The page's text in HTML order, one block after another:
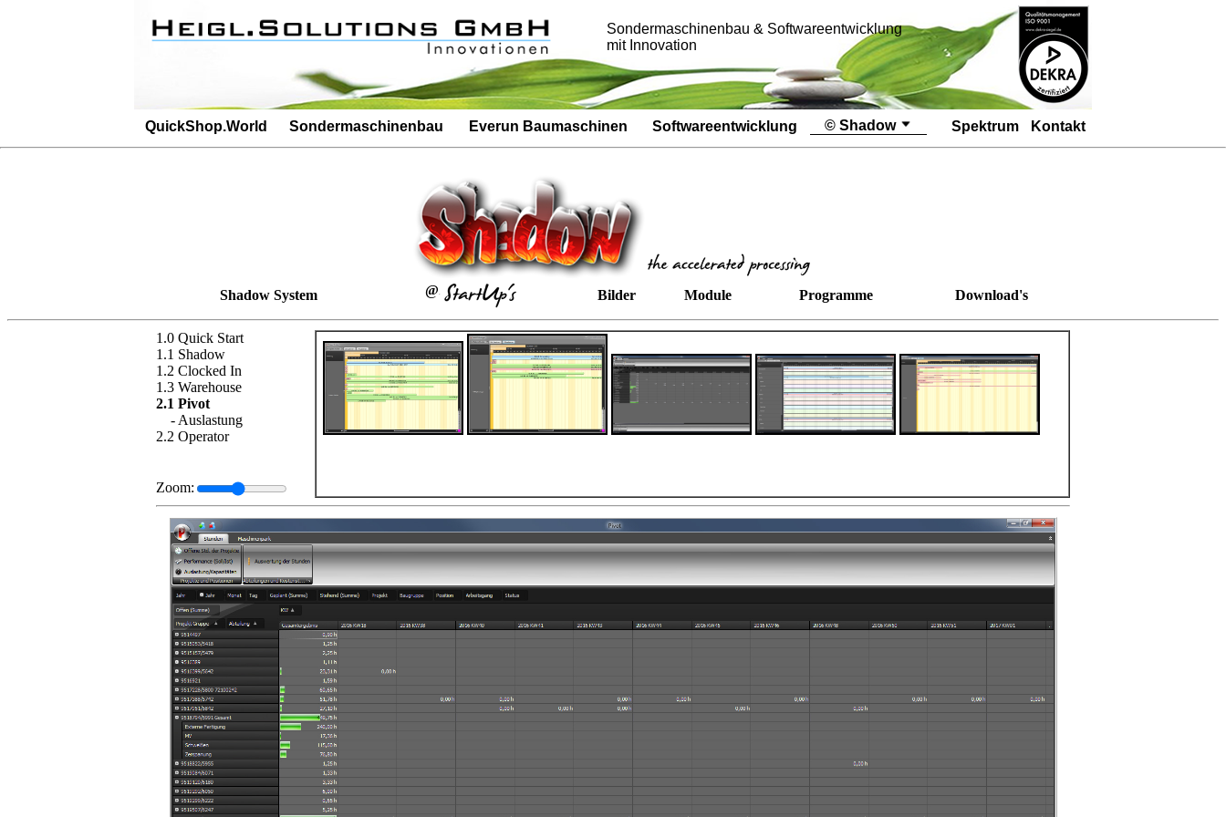
Besucherz�hler: 1646Besucherz�hler: 473
Sondermaschinenbau & Softwareentwicklung
mit Innovation
QuickShop.World Sondermaschinenbau Everun Baumaschinen Softwareentwicklung
© Shadow
Startseite
Spektrum Kontakt
Shadow System @ Bilder Module Programme Download's
1.0 Quick Start
1.1 Shadow
1.2 Clocked In
1.3 Warehouse
2.1 Pivot
- Auslastung
2.2 Operator
Zoom: